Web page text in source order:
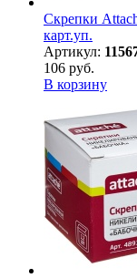
Скрепки
карт.уп.
Артикул:
106 руб.
В корзину